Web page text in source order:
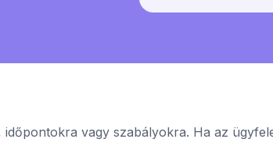
vagy szabályokra. Ha az